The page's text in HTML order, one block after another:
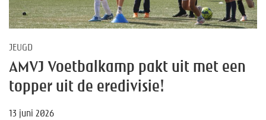
JEUGD
AMVJ Voetbalkamp pakt uit met een
topper uit de eredivisie!
13 juni 2026